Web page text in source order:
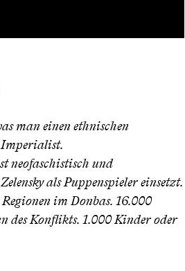
man einen ethnischen
Imperialist.
neofaschistisch und
als Puppenspieler einsetzt.
im Donbas. 16.000
des Konflikts. 1.000 Kinder oder